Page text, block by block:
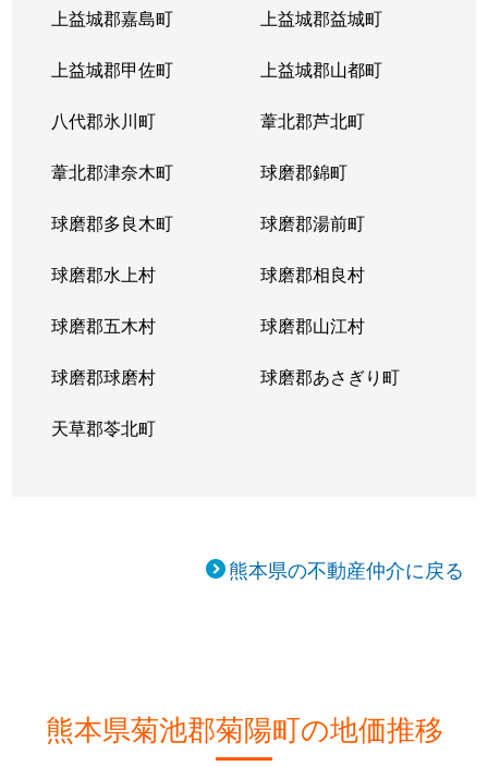
上益城郡嘉島町 上益城郡益城町
上益城郡甲佐町 上益城郡山都町
八代郡氷川町 葦北郡芦北町
葦北郡津奈木町 球磨郡錦町
球磨郡多良木町 球磨郡湯前町
球磨郡水上村 球磨郡相良村
球磨郡五木村 球磨郡山江村
球磨郡球磨村 球磨郡あさぎり町
天草郡苓北町
熊本県の不動産仲介に戻る
熊本県菊池郡菊陽町の地価推移